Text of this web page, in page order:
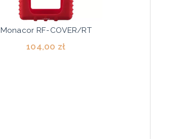
Monacor RF-COVER/RT
104,00 zł